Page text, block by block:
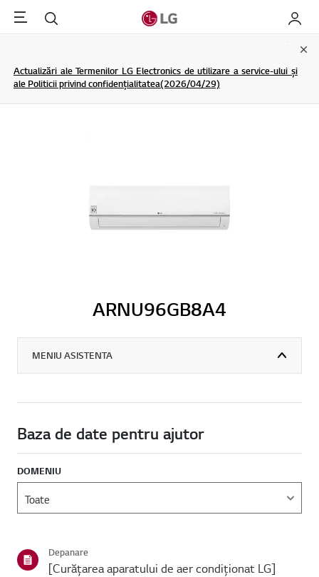
Menu Cautare My LG
Actualizări ale Termenilor LG Electronics de utilizare a service-ului și
ale Politicii privind confidențialitatea(2026/04/29)
ARNU96GB8A4
MENIU ASISTENTA
Baza de date pentru ajutor
DOMENIU
Depanare
[Curățarea aparatului de aer condiționat LG]